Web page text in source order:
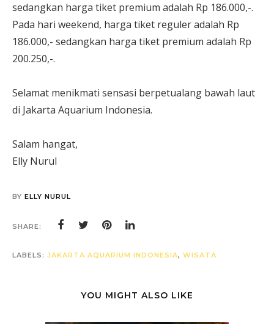
sedangkan harga tiket premium adalah Rp 186.000,-.
Pada hari weekend, harga tiket reguler adalah Rp
186.000,- sedangkan harga tiket premium adalah Rp
200.250,-.
Selamat menikmati sensasi berpetualang bawah laut
di Jakarta Aquarium Indonesia.
Salam hangat,
Elly Nurul
BY ELLY NURUL
SHARE:
LABELS: JAKARTA AQUARIUM INDONESIA, WISATA
YOU MIGHT ALSO LIKE